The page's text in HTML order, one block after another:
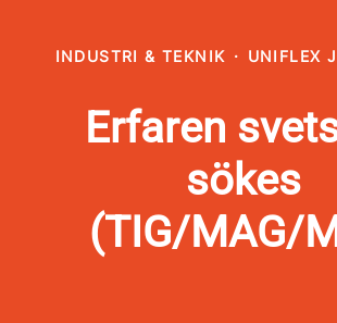
INDUSTRI & TEKNIK · UNIFLEX
Erfaren
sökes
(TIG/MAG/